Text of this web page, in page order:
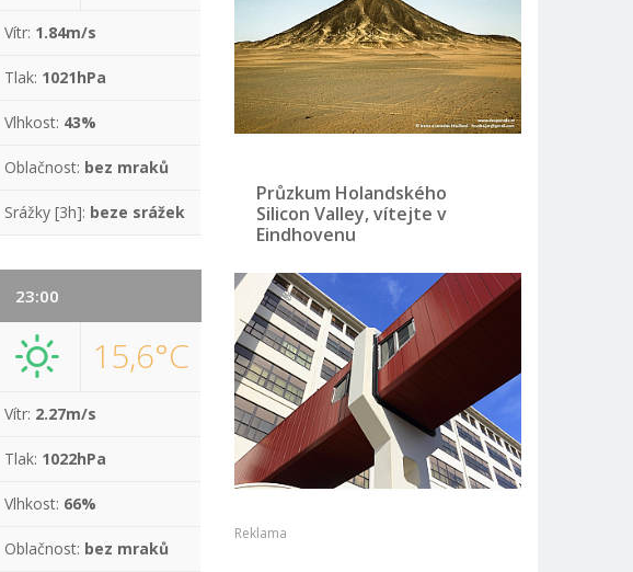
Vítr: 1.84m/s
Tlak: 1021hPa
Vlhkost: 43%
Oblačnost: bez mraků
Srážky [3h]: beze srážek
23:00
15,6°C
Vítr: 2.27m/s
Tlak: 1022hPa
Vlhkost: 66%
Oblačnost: bez mraků
Průzkum Holandského
Silicon Valley, vítejte v
Eindhovenu
Reklama